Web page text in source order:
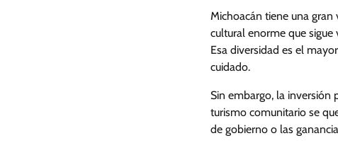
Michoacán tiene una gran
cultural enorme que sigue
Esa diversidad es el
cuidado.
Sin embargo, la inversión
turismo comunitario se
de gobierno o las